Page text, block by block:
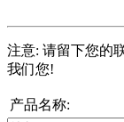
注意: 请留下您的
我们您!
产品名称: